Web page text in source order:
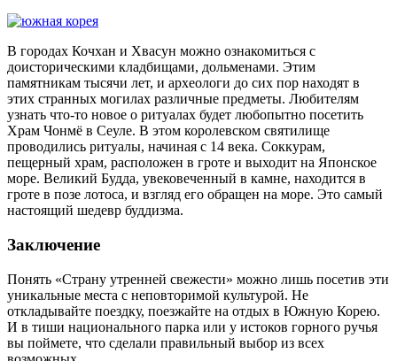
В городах Кочхан и Хвасун можно ознакомиться с
доисторическими кладбищами, дольменами. Этим
памятникам тысячи лет, и археологи до сих пор находят в
этих странных могилах различные предметы. Любителям
узнать что-то новое о ритуалах будет любопытно посетить
Храм Чонмё в Сеуле. В этом королевском святилище
проводились ритуалы, начиная с 14 века. Соккурам,
пещерный храм, расположен в гроте и выходит на Японское
море. Великий Будда, увековеченный в камне, находится в
гроте в позе лотоса, и взгляд его обращен на море. Это самый
настоящий шедевр буддизма.
Заключение
Понять «Страну утренней свежести» можно лишь посетив эти
уникальные места с неповторимой культурой. Не
откладывайте поездку, поезжайте на отдых в Южную Корею.
И в тиши национального парка или у истоков горного ручья
вы поймете, что сделали правильный выбор из всех